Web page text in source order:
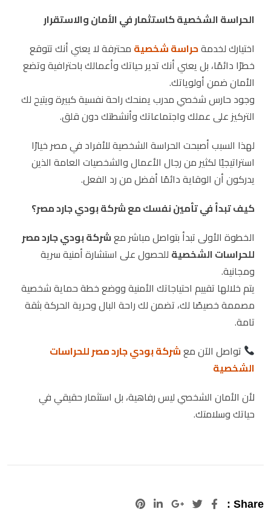
الحراسة الشخصية كاستثمار في الأمان والاستقرار
اختيارك لخدمةحراسة شخصية محترفة لا يعني أنك تتوقع
خطرًا دائمًا، بل يعني أنك تدير حياتك وأعمالك باحترافية وتضع
الأمان ضمن أولوياتك.
وجود حارس شخصي مدرب يمنحك راحة نفسية كبيرة ويتيح لك
التركيز على عملك واجتماعاتك وأنشطتك دون قلق.
لهذا السبب أصبحت الحراسة الشخصية للأفراد في مصر خيارًا
استراتيجيًا لكثير من رجال الأعمال والشخصيات العامة الذين
يدركون أن الوقاية دائمًا أفضل من رد الفعل.
كيف تبدأ في تأمين نفسك مع شركة بودي جارد مصر؟
الخطوة الأولى تبدأ بتواصل مباشر معشركة بودي جارد مصر
للحراسات الشخصية للحصول على استشارة أمنية سرية
ومجانية.
يتم خلالها تقييم احتياجاتك الأمنية ووضع خطة حماية شخصية
مصممة خصيصًا لك، تضمن لك راحة البال وحرية الحركة بثقة
تامة.
تواصل الآن معشركة بودي جارد مصر للحراسات
الشخصية
لأن الأمان الشخصي ليس رفاهية، بل استثمار حقيقي في
حياتك وسلامتك.
Share :
Google+
LinkedIn
Pinterest